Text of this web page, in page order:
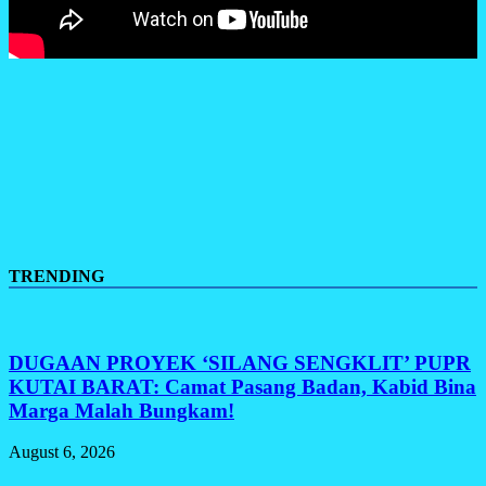
TRENDING
DUGAAN PROYEK ‘SILANG SENGKLIT’ PUPR
KUTAI BARAT: Camat Pasang Badan, Kabid Bina
Marga Malah Bungkam!
August 6, 2026